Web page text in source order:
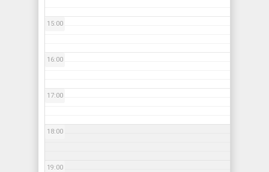
15:00
16:00
17:00
18:00
19:00